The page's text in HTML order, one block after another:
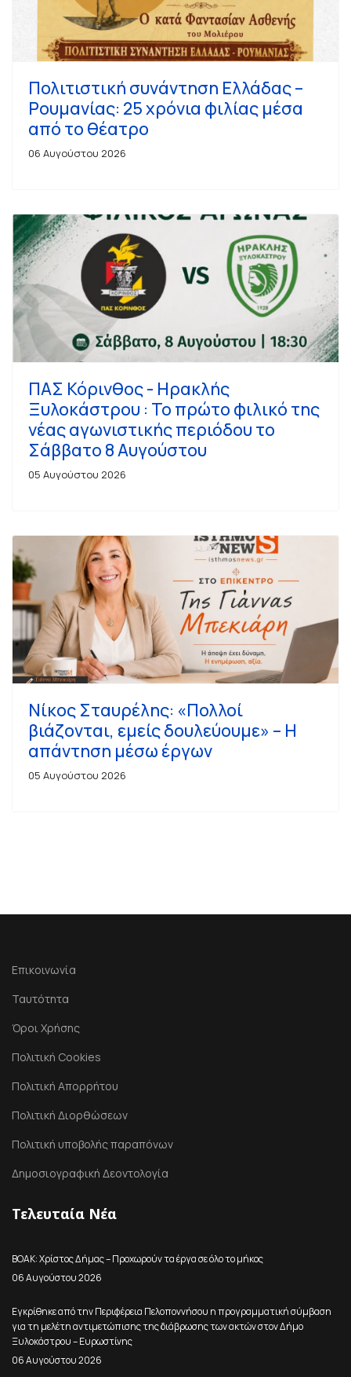
Πολιτιστική συνάντηση Ελλάδας –
Ρουμανίας: 25 χρόνια φιλίας μέσα
από το θέατρο
06 Αυγούστου 2026
ΠΑΣ Κόρινθος - Ηρακλής
Ξυλοκάστρου : Το πρώτο φιλικό της
νέας αγωνιστικής περιόδου το
Σάββατο 8 Αυγούστου
05 Αυγούστου 2026
Νίκος Σταυρέλης: «Πολλοί
βιάζονται, εμείς δουλεύουμε» – Η
απάντηση μέσω έργων
05 Αυγούστου 2026
Επικοινωνία
Ταυτότητα
Όροι Χρήσης
Πολιτική Cookies
Πολιτική Απορρήτου
Πολιτική Διορθώσεων
Πολιτική υποβολής παραπόνων
Δημοσιογραφική Δεοντολογία
Τελευταία Νέα
ΒΟΑΚ: Χρίστος Δήμας – Προχωρούν τα έργα σε όλο το μήκος
06 Αυγούστου 2026
Εγκρίθηκε από την Περιφέρεια Πελοποννήσου η προγραμματική σύμβαση
για τη μελέτη αντιμετώπισης της διάβρωσης των ακτών στον Δήμο
Ξυλοκάστρου – Ευρωστίνης
06 Αυγούστου 2026